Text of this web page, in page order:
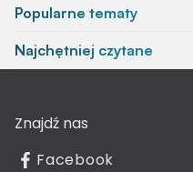
Popularne tematy
Najchętniej czytane
Znajdź nas
Facebook